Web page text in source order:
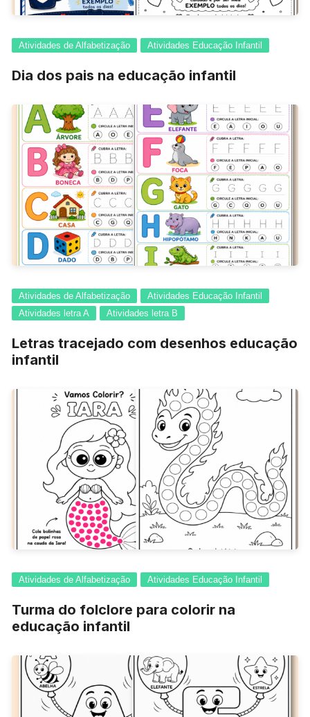
Atividades de Alfabetização Atividades Educação Infantil
Dia dos pais na educação infantil
Atividades de Alfabetização
Atividades Educação Infantil
Atividades letra A
Atividades letra B
Letras tracejado com desenhos educação
infantil
Atividades de Alfabetização Atividades Educação Infantil
Turma do folclore para colorir na
educação infantil